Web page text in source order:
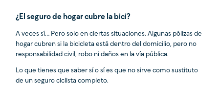
¿El seguro de hogar cubre la bici?
A veces sí… Pero solo en ciertas situaciones. Algunas pólizas de
hogar cubren si la bicicleta está dentro del domicilio, pero no
responsabilidad civil, robo ni daños en la vía pública.
Lo que tienes que saber sí o sí es que no sirve como sustituto
de un seguro ciclista completo.